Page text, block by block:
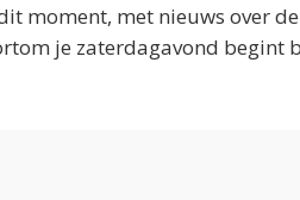
moment, met nieuws over
je zaterdagavond begint